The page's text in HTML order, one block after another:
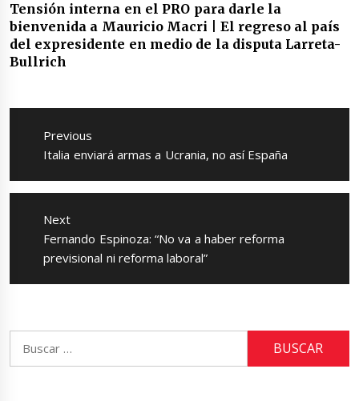
Tensión interna en el PRO para darle la
bienvenida a Mauricio Macri | El regreso al país
del expresidente en medio de la disputa Larreta-
Bullrich
Navegación
entradas
Previous
Previous
Italia enviará armas a Ucrania, no así España
Next
Next
post:
Fernando Espinoza: “No va a haber reforma
previsional ni reforma laboral”